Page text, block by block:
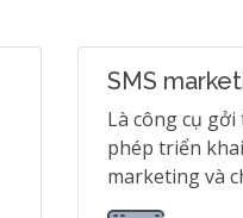
SMS
Là công cụ
phép triển
marketing và